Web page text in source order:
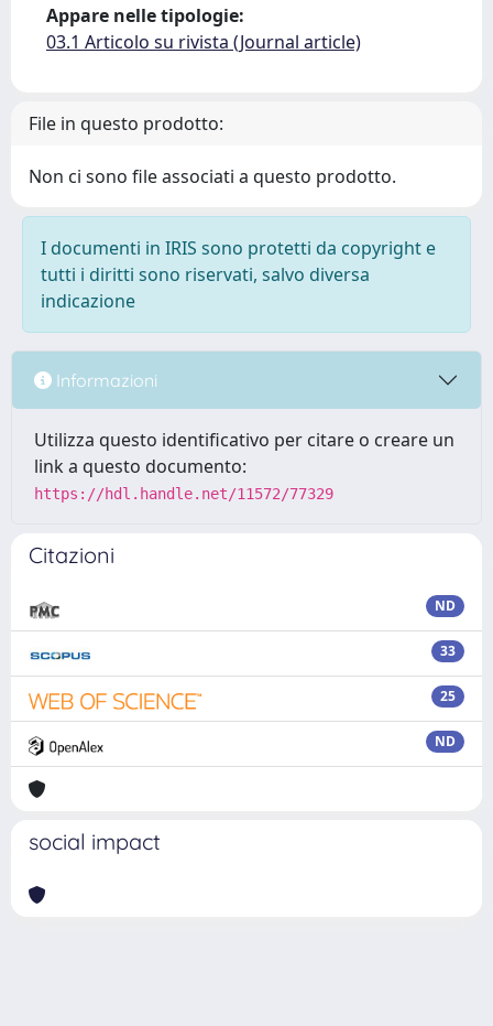
Appare nelle tipologie:
03.1 Articolo su rivista (Journal article)
File in questo prodotto:
Non ci sono file associati a questo prodotto.
I documenti in IRIS sono protetti da copyright e
tutti i diritti sono riservati, salvo diversa
indicazione
Informazioni
Utilizza questo identificativo per citare o creare un
link a questo documento:
https://hdl.handle.net/11572/77329
Citazioni
ND
33
25
ND
social impact